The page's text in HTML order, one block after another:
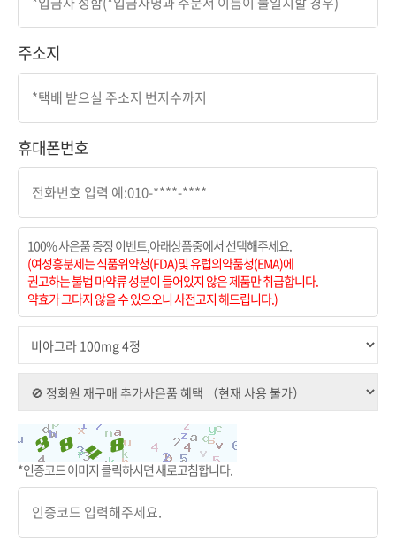
주소지
휴대폰번호
100% 사은품 증정 이벤트,아래상품중에서 선택해주세요.
(여성흥분제는 식품위약청(FDA)및 유럽의약품청(EMA)에
권고하는 불법 마약류 성분이 들어있지 않은 제품만 취급합니다.
약효가 그다지 않을 수 있으오니 사전고지 해드립니다.)
*인증코드 이미지 클릭하시면 새로고침합니다.